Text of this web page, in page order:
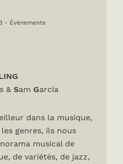
- Évènements
& Sam Garcia
dans la musique,
les genres, ils nous
musical de
de variétés, de jazz,